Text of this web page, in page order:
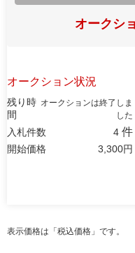
オークシ
オークション状況
残り時
間
オークションは終了しま
した
入札件数 4 件
開始価格 3,300円
表示価格は「税込価格」です。